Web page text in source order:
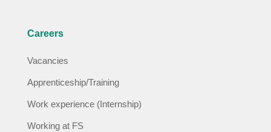
Careers
Vacancies
Apprenticeship/Training
Work experience (Internship)
Working at FS